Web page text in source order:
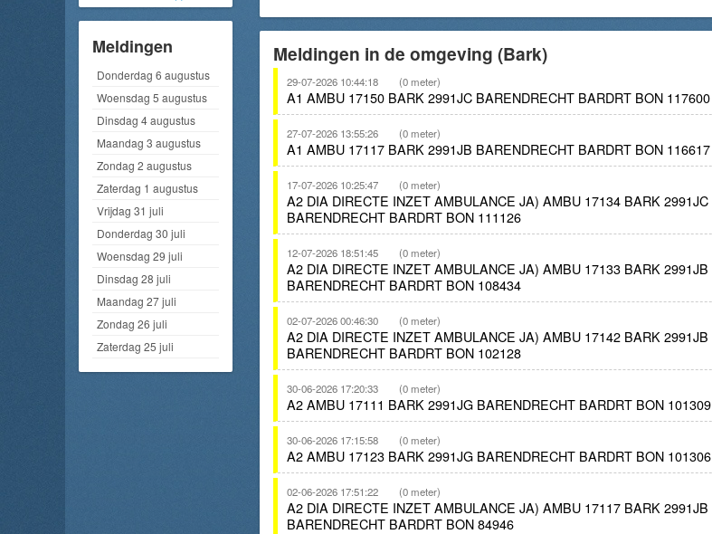
Meldingen
Donderdag 6 augustus
Woensdag 5 augustus
Dinsdag 4 augustus
Maandag 3 augustus
Zondag 2 augustus
Zaterdag 1 augustus
Vrijdag 31 juli
Donderdag 30 juli
Woensdag 29 juli
Dinsdag 28 juli
Maandag 27 juli
Zondag 26 juli
Zaterdag 25 juli
Meldingen in de omgeving (Bark)
29-07-2026 10:44:18 (0 meter)
A1 AMBU 17150 BARK 2991JC BARENDRECHT BARDRT BON 117600
27-07-2026 13:55:26 (0 meter)
A1 AMBU 17117 BARK 2991JB BARENDRECHT BARDRT BON 116617
17-07-2026 10:25:47 (0 meter)
A2 DIA DIRECTE INZET AMBULANCE JA) AMBU 17134 BARK 2991JC
BARENDRECHT BARDRT BON 111126
12-07-2026 18:51:45 (0 meter)
A2 DIA DIRECTE INZET AMBULANCE JA) AMBU 17133 BARK 2991JB
BARENDRECHT BARDRT BON 108434
02-07-2026 00:46:30 (0 meter)
A2 DIA DIRECTE INZET AMBULANCE JA) AMBU 17142 BARK 2991JB
BARENDRECHT BARDRT BON 102128
30-06-2026 17:20:33 (0 meter)
A2 AMBU 17111 BARK 2991JG BARENDRECHT BARDRT BON 101309
30-06-2026 17:15:58 (0 meter)
A2 AMBU 17123 BARK 2991JG BARENDRECHT BARDRT BON 101306
02-06-2026 17:51:22 (0 meter)
A2 DIA DIRECTE INZET AMBULANCE JA) AMBU 17117 BARK 2991JB
BARENDRECHT BARDRT BON 84946